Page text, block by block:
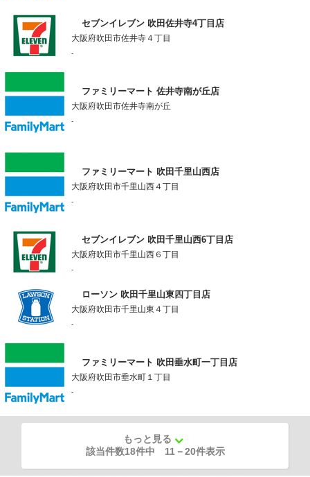
セブンイレブン 吹田佐井寺4丁目店
大阪府吹田市佐井寺４丁目
-
ファミリーマート 佐井寺南が丘店
大阪府吹田市佐井寺南が丘
-
ファミリーマート 吹田千里山西店
大阪府吹田市千里山西４丁目
-
セブンイレブン 吹田千里山西6丁目店
大阪府吹田市千里山西６丁目
-
ローソン 吹田千里山東四丁目店
大阪府吹田市千里山東４丁目
-
ファミリーマート 吹田垂水町一丁目店
大阪府吹田市垂水町１丁目
-
もっと見る
該当件数18件中 11 －20件表示